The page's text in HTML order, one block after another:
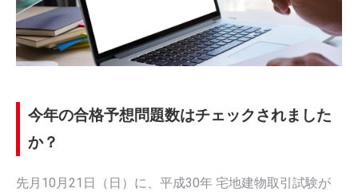
今年の合格予想問題数はチェックされました
か？
先月10月21日（日）に、平成30年 宅地建物取引試験が